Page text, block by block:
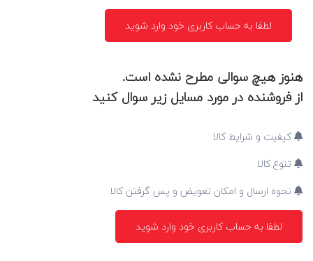
لطفا به حساب کاربری خود وارد شوید
هنوز هیچ سوالی مطرح نشده است.
از فروشنده در مورد مسایل زیر سوال کنید
کیفیت و شرایط کالا
تنوع کالا
نحوه ارسال و امکان تعویض و پس گرفتن کالا
لطفا به حساب کاربری خود وارد شوید